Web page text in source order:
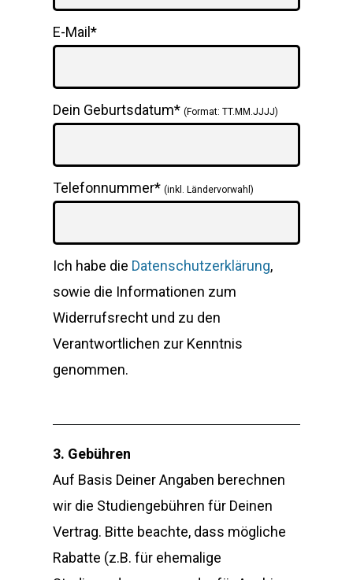
E-Mail*
Dein Geburtsdatum*(Format: TT.MM.JJJJ)
Telefonnummer*(inkl. Ländervorwahl)
Ich habe die Datenschutzerklärung,
sowie die Informationen zum
Widerrufsrecht und zu den
Verantwortlichen zur Kenntnis
genommen.
3. Gebühren
Auf Basis Deiner Angaben berechnen
wir die Studiengebühren für Deinen
Vertrag. Bitte beachte, dass mögliche
Rabatte (z.B. für ehemalige